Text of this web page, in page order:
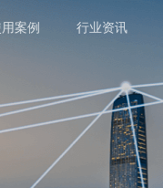
案例 行业资讯